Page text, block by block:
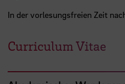
In der vorlesungsfreien Zeit
Curriculum Vitae